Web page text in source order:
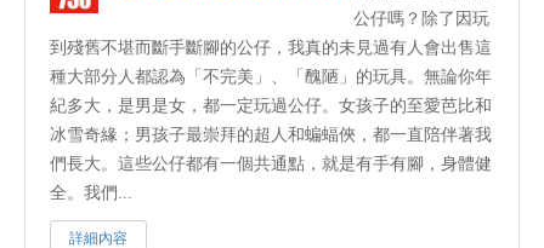
公仔嗎？除了因玩
到殘舊不堪而斷手斷腳的公仔，我真的未見過有人會出售這
種大部分人都認為「不完美」、「醜陋」的玩具。無論你年
紀多大，是男是女，都一定玩過公仔。女孩子的至愛芭比和
冰雪奇緣；男孩子最崇拜的超人和蝙蝠俠，都一直陪伴著我
們長大。這些公仔都有一個共通點，就是有手有腳，身體健
全。我們...
詳細內容